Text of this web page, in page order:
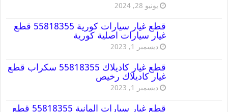
يونيو 28, 2024
قطع غيار سيارات كورية 55818355 قطع
غيار سيارات اصلية كورية
ديسمبر 1, 2023
قطع غيار كاديلاك 55818355 سكراب قطع
غيار كاديلاك رخيص
ديسمبر 1, 2023
قطع غيار سيارات المانية 55818355 قطع